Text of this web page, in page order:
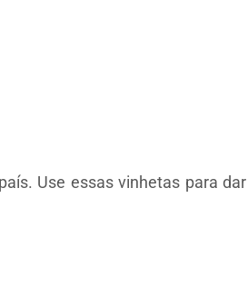
Use essas vinhetas para